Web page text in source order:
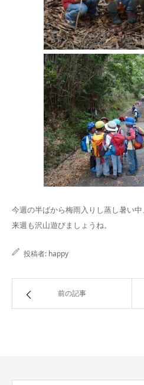
今週の半ばから梅雨入りし蒸し暑い中
来週も沢山遊びましょうね。
投稿者: happy
前の記事